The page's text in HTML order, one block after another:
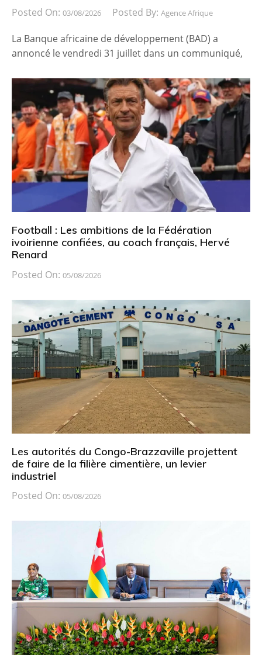
Posted On: 03/08/2026 Posted By: Agence Afrique
La Banque africaine de développement (BAD) a
annoncé le vendredi 31 juillet dans un communiqué,
Football : Les ambitions de la Fédération
ivoirienne confiées, au coach français, Hervé
Renard
Posted On: 05/08/2026
Les autorités du Congo-Brazzaville projettent
de faire de la filière cimentière, un levier
industriel
Posted On: 05/08/2026